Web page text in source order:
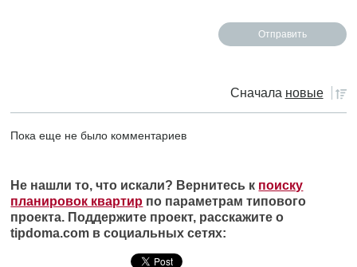
Сначала новые
Пока еще не было комментариев
Не нашли то, что искали? Вернитесь к поиску
планировок квартир по параметрам типового
проекта. Поддержите проект, расскажите о
tipdoma.com в социальных сетях: